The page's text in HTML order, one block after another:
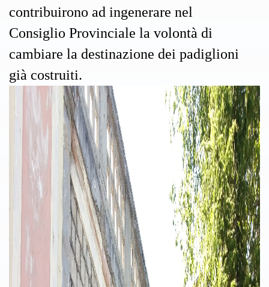
contribuirono ad ingenerare nel
Consiglio Provinciale la volontà di
cambiare la destinazione dei padiglioni
già costruiti.